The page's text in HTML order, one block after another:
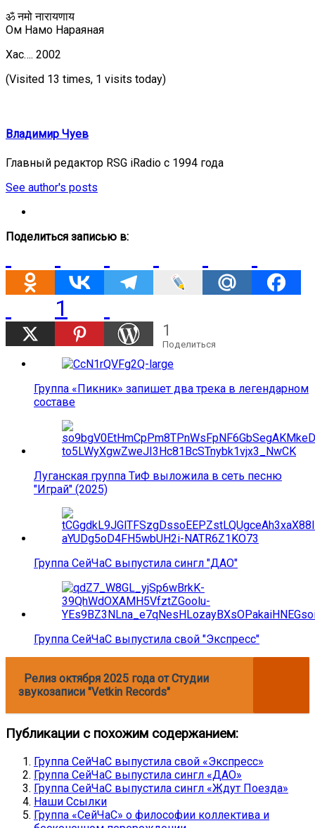
ॐ नमो नारायणाय
Ом Намо Нараяная
Хас…. 2002
(Visited 13 times, 1 visits today)
Владимир Чуев
Главный редактор RSG iRadio с 1994 года
See author's posts
Поделиться записью в:
1
1
Поделиться
Группа «Пикник» запишет два трека в легендарном
составе
Луганская группа ТиФ выложила в сеть песню
"Играй" (2025)
Группа СейЧаС выпустила сингл "ДАО"
Группа СейЧаC выпустила свой "Экспресс"
Релиз октября 2025 года от Студии
звукозаписи "Vetkin Records"
Публикации с похожим содержанием:
Группа СейЧаC выпустила свой «Экспресс»
Группа СейЧаС выпустила сингл «ДАО»
Группа СейЧаС выпустила сингл «Ждут Поезда»
Наши Ссылки
Группа «СейЧаС» о философии коллектива и